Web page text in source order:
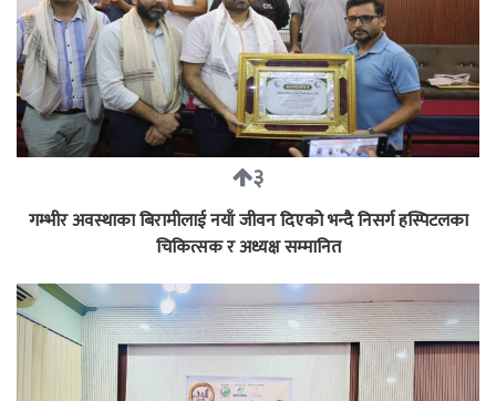
३
गम्भीर अवस्थाका बिरामीलाई नयाँ जीवन दिएको भन्दै निसर्ग हस्पिटलका
चिकित्सक र अध्यक्ष सम्मानित